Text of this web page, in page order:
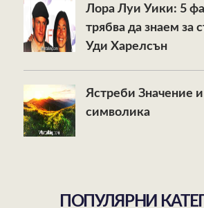
Лора Луи Уики: 5
трябва да знаем за
Уди Харелсън
Ястреби Значение
символика
ПОПУЛЯРНИ